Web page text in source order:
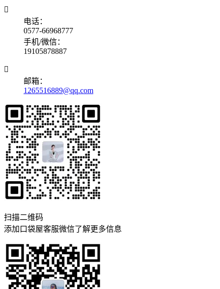

电话：
0577-66968777
手机/微信：
19105878887

邮箱：
1265516889@qq.com
扫描二维码
添加口袋屋客服微信了解更多信息